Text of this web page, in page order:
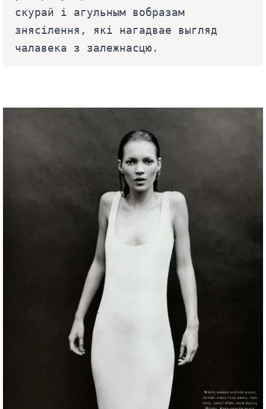
скурай і агульным вобразам
знясілення, які нагадвае выгляд
чалавека з залежнасцю.